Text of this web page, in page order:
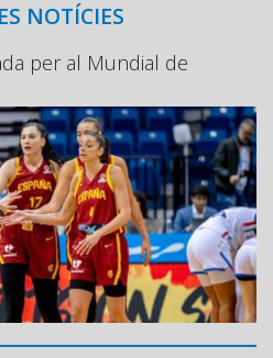
NOTÍCIES
per al Mundial de